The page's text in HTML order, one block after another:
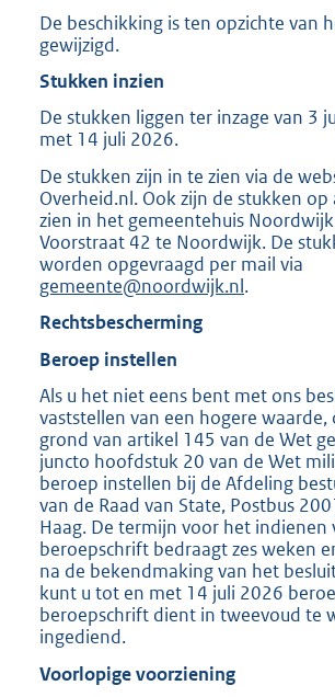
De beschikking is ten opzichte van
gewijzigd.
Stukken inzien
De stukken liggen ter inzage van 3
met 14 juli 2026.
De stukken zijn in te zien via de
Overheid.nl. Ook zijn de stukken
zien in het gemeentehuis
Voorstraat 42 te Noordwijk. De
worden opgevraagd per mail via
gemeente@noordwijk.nl.
Rechtsbescherming
Beroep instellen
Als u het niet eens bent met ons
vaststellen van een hogere
grond van artikel 145 van de Wet
juncto hoofdstuk 20 van de Wet
beroep instellen bij de Afdeling
van de Raad van State, Postbus
Haag. De termijn voor het indienen
beroepschrift bedraagt zes weken
na de bekendmaking van het
kunt u tot en met 14 juli 2026
beroepschrift dient in tweevoud te
ingediend.
Voorlopige voorziening